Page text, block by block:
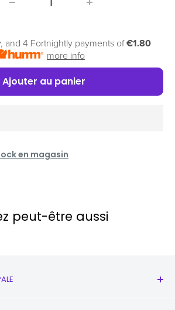
and 4 Fortnightly payments of€1.80
more info
Ajouter au panier
en magasin
peut-être aussi